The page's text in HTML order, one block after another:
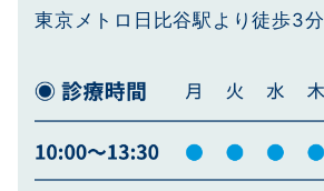
東京メトロ日比谷駅より徒歩3分